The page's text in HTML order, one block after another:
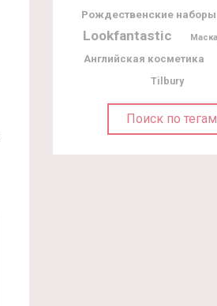
Рождественские наборы
Lookfantastic
Английская косметика
Tilbury
Поиск по тегам